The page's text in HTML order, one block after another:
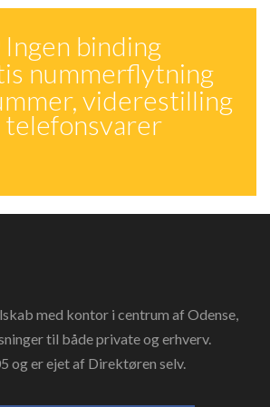
Ingen binding
nummerflytning
viderestilling
telefonsvarer
med kontor i centrum af Odense,
til både private og erhverv.
og er ejet af Direktøren selv.